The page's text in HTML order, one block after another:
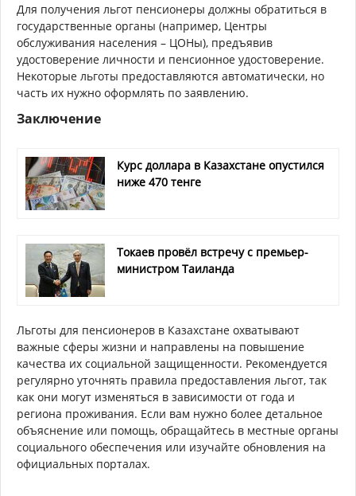
Для получения льгот пенсионеры должны обратиться в
государственные органы (например, Центры
обслуживания населения – ЦОНы), предъявив
удостоверение личности и пенсионное удостоверение.
Некоторые льготы предоставляются автоматически, но
часть их нужно оформлять по заявлению.
Заключение
Курс доллара в Казахстане опустился
ниже 470 тенге
Токаев провёл встречу с премьер-
министром Таиланда
Льготы для пенсионеров в Казахстане охватывают
важные сферы жизни и направлены на повышение
качества их социальной защищенности. Рекомендуется
регулярно уточнять правила предоставления льгот, так
как они могут изменяться в зависимости от года и
региона проживания. Если вам нужно более детальное
объяснение или помощь, обращайтесь в местные органы
социального обеспечения или изучайте обновления на
официальных порталах.